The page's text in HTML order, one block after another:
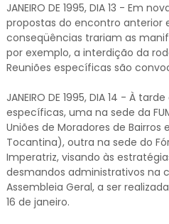
JANEIRO DE 1995, DIA 13 - Em
propostas do encontro anterior
conseqüências trariam as
por exemplo, a interdição da
Reuniões específicas são
JANEIRO DE 1995, DIA 14 - À
específicas, uma na sede da
Uniões de Moradores de Bairros
Tocantina), outra na sede do
Imperatriz, visando às
desmandos administrativos na
Assembleia Geral, a ser
16 de janeiro.